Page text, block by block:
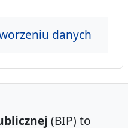
danych
(BIP) to